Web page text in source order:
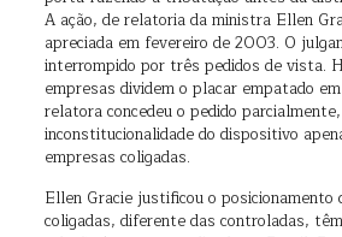
A ação, de relatoria da ministra Ellen
apreciada em fevereiro de 2003. O
interrompido por três pedidos de vista.
empresas dividem o placar empatado
relatora concedeu o pedido
inconstitucionalidade do dispositivo
empresas coligadas.
Ellen Gracie justificou o posicionamento
coligadas, diferente das controladas,